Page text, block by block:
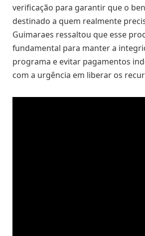
verificação para garantir que o
destinado a quem realmente
Guimaraes ressaltou que esse
fundamental para manter a
programa e evitar pagamentos
com a urgência em liberar os